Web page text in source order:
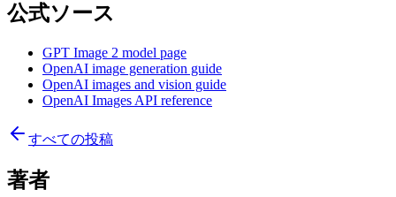
公式ソース
GPT Image 2 model page
OpenAI image generation guide
OpenAI images and vision guide
OpenAI Images API reference
すべての投稿
著者